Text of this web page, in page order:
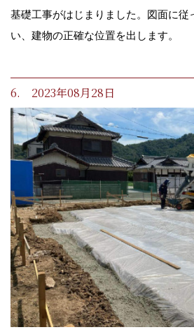
基礎工事がはじまりました。図面に従
い、建物の正確な位置を出します。
6. 2023年08月28日